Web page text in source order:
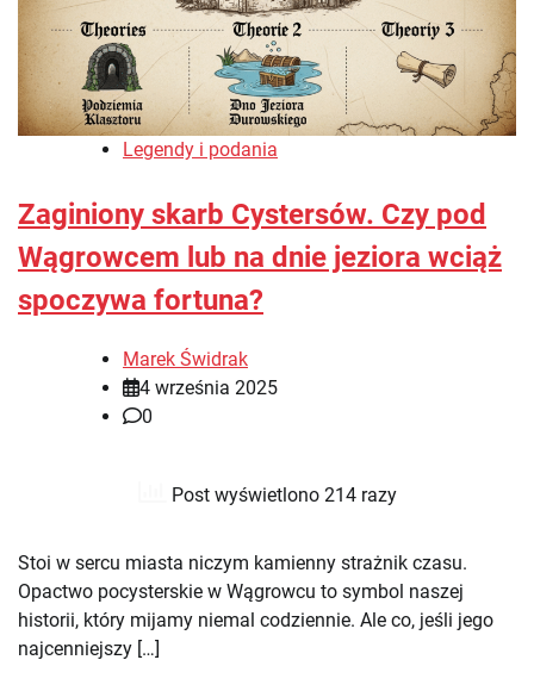
Legendy i podania
Zaginiony skarb Cystersów. Czy pod
Wągrowcem lub na dnie jeziora wciąż
spoczywa fortuna?
Marek Świdrak
4 września 2025
0
Post wyświetlono 214 razy
Stoi w sercu miasta niczym kamienny strażnik czasu.
Opactwo pocysterskie w Wągrowcu to symbol naszej
historii, który mijamy niemal codziennie. Ale co, jeśli jego
najcenniejszy […]